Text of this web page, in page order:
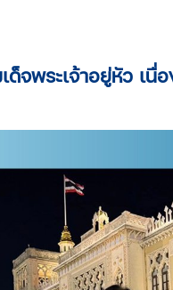
จพระเจ้าอยู่หัว เนื่